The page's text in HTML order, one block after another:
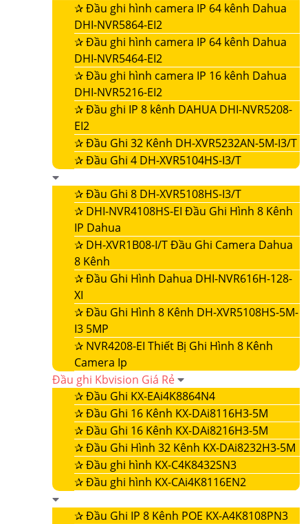
✰Đầu ghi hình camera IP 64 kênh Dahua
DHI-NVR5864-EI2
✰Đầu ghi hình camera IP 64 kênh Dahua
DHI-NVR5464-EI2
✰Đầu ghi hình camera IP 16 kênh Dahua
DHI-NVR5216-EI2
✰Đầu ghi IP 8 kênh DAHUA DHI-NVR5208-
EI2
✰Đầu Ghi 32 Kênh DH-XVR5232AN-5M-I3/T
✰Đầu Ghi 4 DH-XVR5104HS-I3/T
✰Đầu Ghi 8 DH-XVR5108HS-I3/T
✰ DHI-NVR4108HS-EI Đầu Ghi Hình 8 Kênh
IP Dahua
✰ DH-XVR1B08-I/T Đầu Ghi Camera Dahua
8 Kênh
✰Đầu Ghi Hình Dahua DHI-NVR616H-128-
XI
✰Đầu Ghi Hình 8 Kênh DH-XVR5108HS-5M-
I3 5MP
✰ NVR4208-EI Thiết Bị Ghi Hình 8 Kênh
Camera Ip
Đầu ghi Kbvision Giá Rẻ
✰Đầu Ghi KX-EAi4K8864N4
✰Đầu Ghi 16 Kênh KX-DAi8116H3-5M
✰Đầu Ghi 16 Kênh KX-DAi8216H3-5M
✰Đầu Ghi Hình 32 Kênh KX-DAi8232H3-5M
✰Đầu ghi hình KX-C4K8432SN3
✰Đầu ghi hình KX-CAi4K8116EN2
✰Đầu Ghi IP 8 Kênh POE KX-A4K8108PN3